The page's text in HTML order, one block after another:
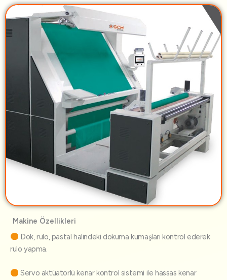
Makine Özellikleri
Dok, rulo, pastal halindeki dokuma kumaşları kontrol ederek
rulo yapma.
Servo aktüatörlü kenar kontrol sistemi ile hassas kenar